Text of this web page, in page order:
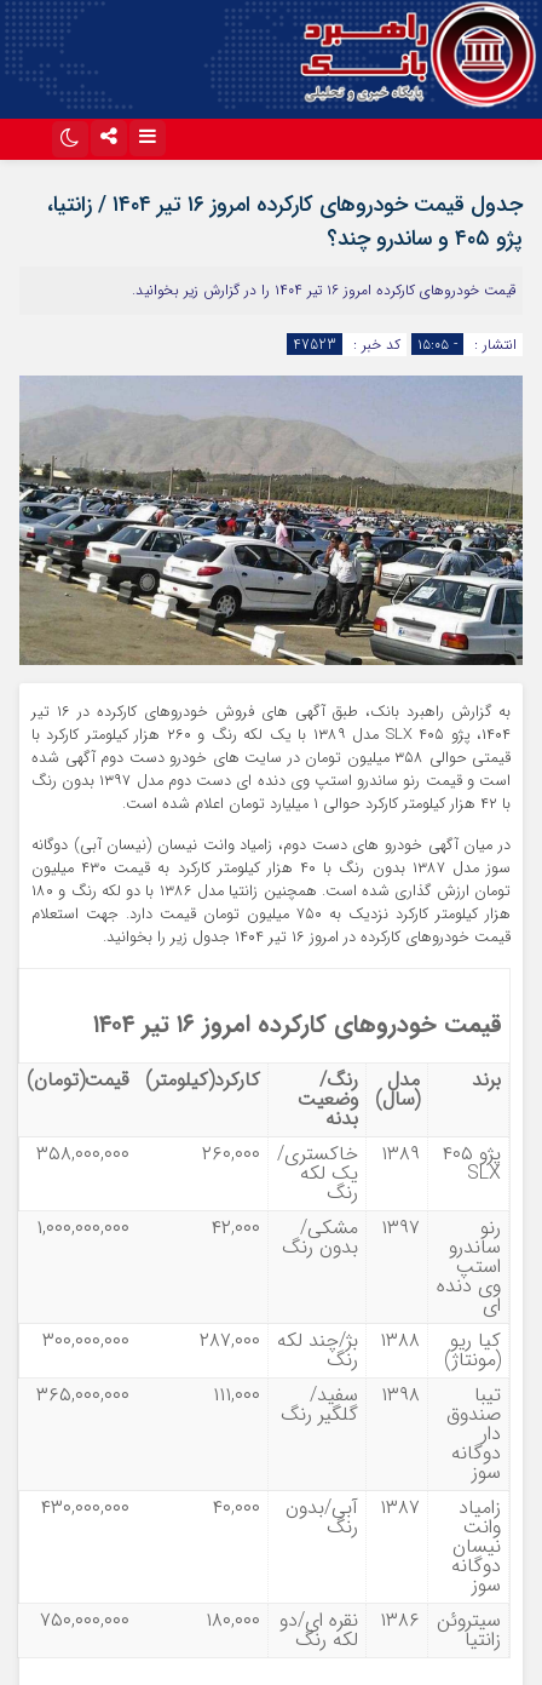
آپارات
جدول قیمت خودروهای کارکرده امروز ۱۶ تیر ۱۴۰۴ / زانتیا،
پژو ۴۰۵ و ساندرو چند؟
قیمت خودروهای کارکرده امروز ۱۶ تیر ۱۴۰۴ را در گزارش زیر بخوانید.
انتشار : - ۱۵:۰۵ کد خبر : 47523
به گزارش راهبرد بانک، طبق آگهی های فروش خودروهای کارکرده در ۱۶ تیر
۱۴۰۴، پژو ۴۰۵ SLX مدل ۱۳۸۹ با یک لکه رنگ و ۲۶۰ هزار کیلومتر کارکرد با
قیمتی حوالی ۳۵۸ میلیون تومان در سایت های خودرو دست دوم آگهی شده
است و قیمت رنو ساندرو استپ وی دنده ای دست دوم مدل ۱۳۹۷ بدون رنگ
با ۴۲ هزار کیلومتر کارکرد حوالی ۱ میلیارد تومان اعلام شده است.
در میان آگهی خودرو های دست دوم، زامیاد وانت نیسان (نیسان آبی) دوگانه
سوز مدل ۱۳۸۷ بدون رنگ با ۴۰ هزار کیلومتر کارکرد به قیمت ۴۳۰ میلیون
تومان ارزش گذاری شده است. همچنین زانتیا مدل ۱۳۸۶ با دو لکه رنگ و ۱۸۰
هزار کیلومتر کارکرد نزدیک به ۷۵۰ میلیون تومان قیمت دارد. جهت استعلام
قیمت خودروهای کارکرده در امروز ۱۶ تیر ۱۴۰۴ جدول زیر را بخوانید.
قیمت خودروهای کارکرده امروز ۱۶ تیر ۱۴۰۴
برند مدل
(سال)
رنگ/
وضعیت
بدنه
کارکرد(کیلومتر) قیمت(تومان)
پژو ۴۰۵
SLX
۱۳۸۹ خاکستری/
یک لکه
رنگ
۲۶۰,۰۰۰ ۳۵۸,۰۰۰,۰۰۰
رنو
ساندرو
استپ
وی دنده
ای
۱۳۹۷ مشکی/
بدون رنگ
۴۲,۰۰۰ ۱,۰۰۰,۰۰۰,۰۰۰
کیا ریو
(مونتاژ)
۱۳۸۸ بژ/چند لکه
رنگ
۲۸۷,۰۰۰
۳۰۰,۰۰۰,۰۰۰
تیبا
صندوق
دار
دوگانه
سوز
۱۳۹۸ سفید/
گلگیر رنگ
۱۱۱,۰۰۰ ۳۶۵,۰۰۰,۰۰۰
زامیاد
وانت
نیسان
دوگانه
سوز
۱۳۸۷ آبی/بدون
رنگ
۴۰,۰۰۰ ۴۳۰,۰۰۰,۰۰۰
سیتروئن
زانتیا
۱۳۸۶ نقره ای/دو
لکه رنگ
۱۸۰,۰۰۰ ۷۵۰,۰۰۰,۰۰۰